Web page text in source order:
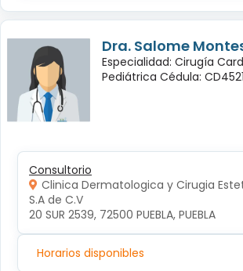
Dra. Salome
Especialidad: Cirugía
Pediátrica Cédula:
Consultorio
Clinica Dermatologica y Cirugia
S.A de C.V
20 SUR 2539, 72500 PUEBLA, PUEBLA
Horarios disponibles